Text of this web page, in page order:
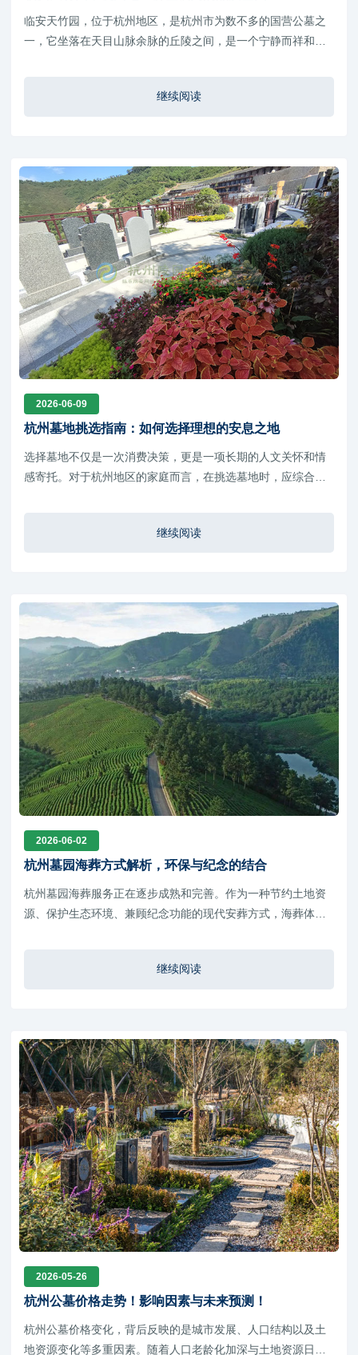
​临安天竹园，位于杭州地区，是杭州市为数不多的国营公墓之
一，它坐落在天目山脉余脉的丘陵之间，是一个宁静而祥和的
继续阅读
2026-06-09
杭州墓地挑选指南：如何选择理想的安息之地
选择墓地不仅是一次消费决策，更是一项长期的人文关怀和情
感寄托。对于杭州地区的家庭而言，在挑选墓地时，应综合考
继续阅读
2026-06-02
杭州墓园海葬方式解析，环保与纪念的结合
杭州墓园海葬服务正在逐步成熟和完善。作为一种节约土地资
源、保护生态环境、兼顾纪念功能的现代安葬方式，海葬体现
继续阅读
2026-05-26
杭州公墓价格走势！影响因素与未来预测！
杭州公墓价格变化，背后反映的是城市发展、人口结构以及土
地资源变化等多重因素。随着人口老龄化加深与土地资源日益